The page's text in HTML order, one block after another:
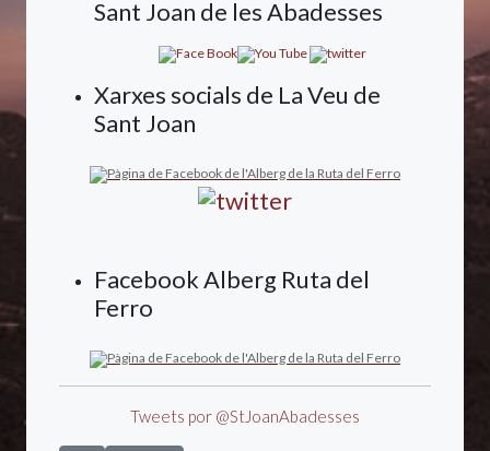
Sant Joan de les Abadesses
Xarxes socials de La Veu de
Sant Joan
Facebook Alberg Ruta del
Ferro
Tweets por @StJoanAbadesses